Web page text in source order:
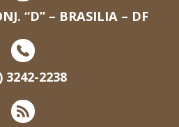
“D” – BRASILIA – DF
3242-2238